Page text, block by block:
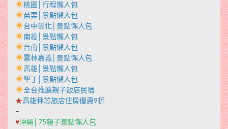
桃園│行程懶人包
苗栗│景點懶人包
台中彰化│景點懶人包
南投│景點懶人包
台南│景點懶人包
雲林嘉義│景點懶人包
高雄│景點懶人包
墾丁│景點懶人包
全台推薦親子飯店民宿
★高雄秝芯旅店住房優惠9折
–
♥沖繩│75親子景點懶人包